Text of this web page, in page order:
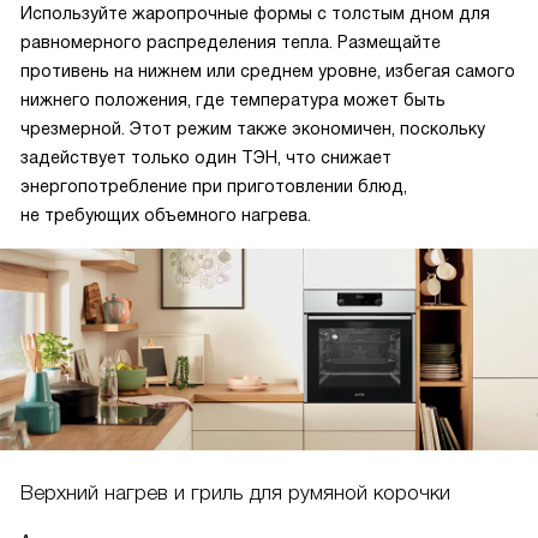
Используйте жаропрочные формы с толстым дном для
равномерного распределения тепла. Размещайте
противень на нижнем или среднем уровне, избегая самого
нижнего положения, где температура может быть
чрезмерной. Этот режим также экономичен, поскольку
задействует только один ТЭН, что снижает
энергопотребление при приготовлении блюд,
не требующих объемного нагрева.
Верхний нагрев и гриль для румяной корочки